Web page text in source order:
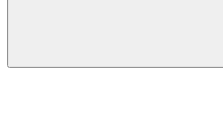
Buscar